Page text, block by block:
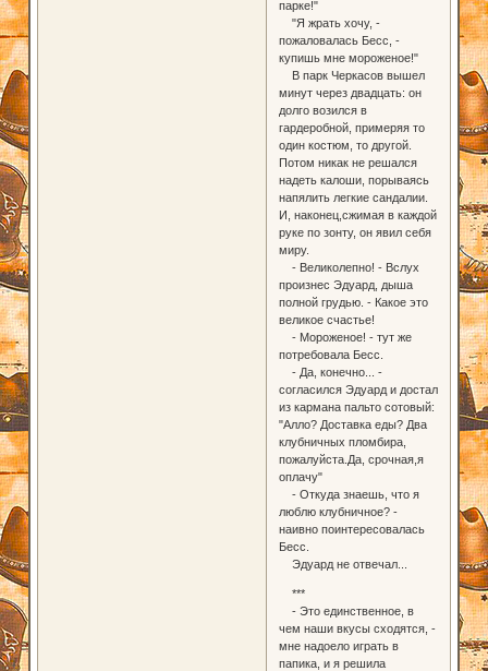
парке!"
"Я жрать хочу, -
пожаловалась Бесс, -
купишь мне мороженое!"
В парк Черкасов вышел
минут через двадцать: он
долго возился в
гардеробной, примеряя то
один костюм, то другой.
Потом никак не решался
надеть калоши, порываясь
напялить легкие сандалии.
И, наконец,сжимая в каждой
руке по зонту, он явил себя
миру.
- Великолепно! - Вслух
произнес Эдуард, дыша
полной грудью. - Какое это
великое счастье!
- Мороженое! - тут же
потребовала Бесс.
- Да, конечно... -
согласился Эдуард и достал
из кармана пальто сотовый:
"Алло? Доставка еды? Два
клубничных пломбира,
пожалуйста.Да, срочная,я
оплачу"
- Откуда знаешь, что я
люблю клубничное? -
наивно поинтересовалась
Бесс.
Эдуард не отвечал...
***
- Это единственное, в
чем наши вкусы сходятся, -
мне надоело играть в
папика, и я решила